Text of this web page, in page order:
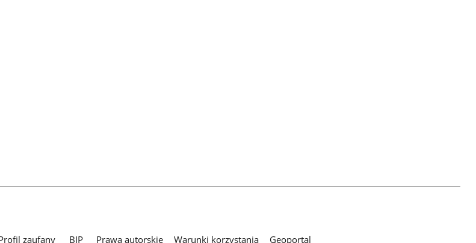
zaufany BIP Prawa autorskie Warunki korzystania Geoportal